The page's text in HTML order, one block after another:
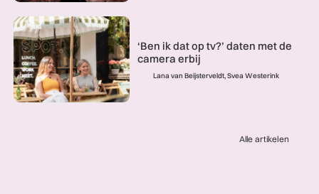
‘Ben ik dat op tv?’ daten met de
camera erbij
Lana van Beijsterveldt, Svea Westerink
Alle artikelen